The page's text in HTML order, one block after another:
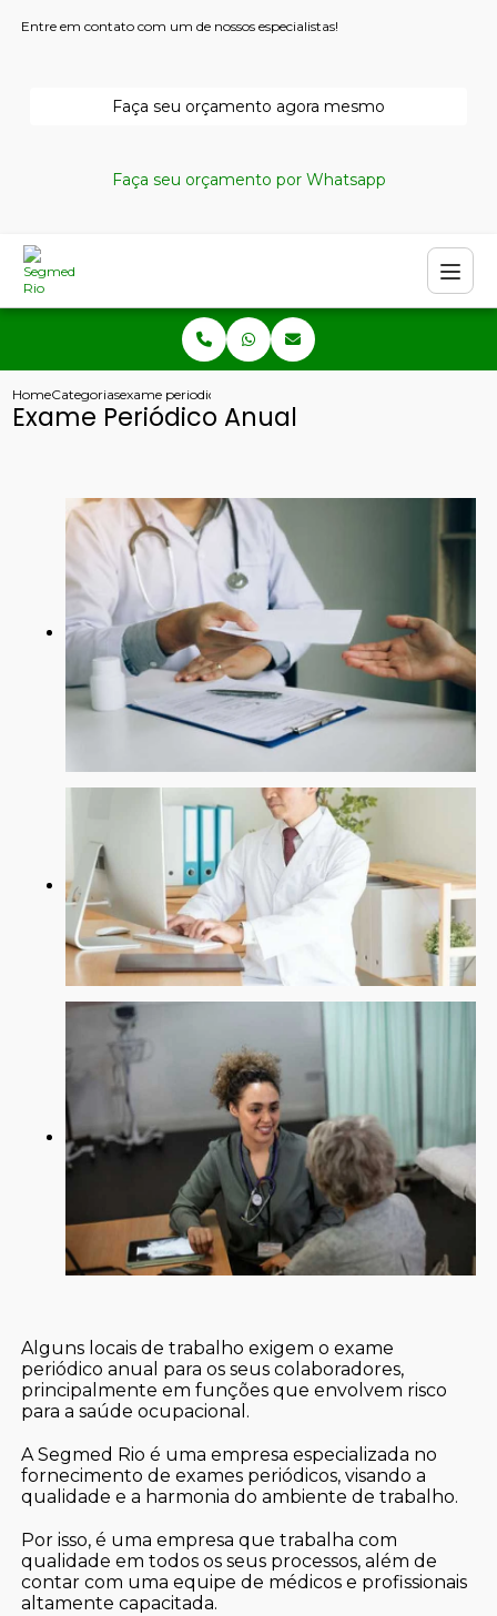
Entre em contato com um de nossos especialistas!
Faça seu orçamento agora mesmo
Faça seu orçamento por Whatsapp
HomeCategoriasexame periodico anual
Exame Periódico Anual
Alguns locais de trabalho exigem o exame
periódico anual para os seus colaboradores,
principalmente em funções que envolvem risco
para a saúde ocupacional.
A Segmed Rio é uma empresa especializada no
fornecimento de exames periódicos, visando a
qualidade e a harmonia do ambiente de trabalho.
Por isso, é uma empresa que trabalha com
qualidade em todos os seus processos, além de
contar com uma equipe de médicos e profissionais
altamente capacitada.